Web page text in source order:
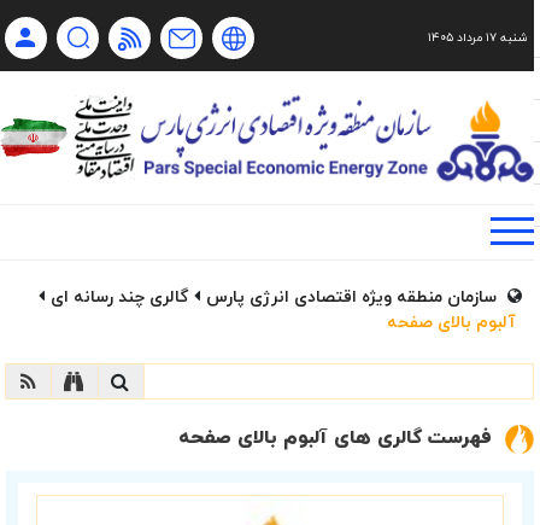
فا Ru Ch
شنبه ۱۷ مرداد ۱۴۰۵
سازمان منطقه ویژه اقتصادی انرژی پارس
گالری چند رسانه ای
آلبوم بالای صفحه
فهرست گالری های آلبوم بالای صفحه